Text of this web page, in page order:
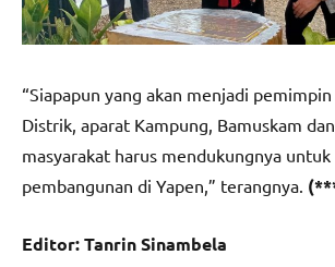
“Siapapun yang akan menjadi
Distrik, aparat Kampung, Bamuskam
masyarakat harus mendukungnya
pembangunan di Yapen,” terangnya.
Editor: Tanrin Sinambela